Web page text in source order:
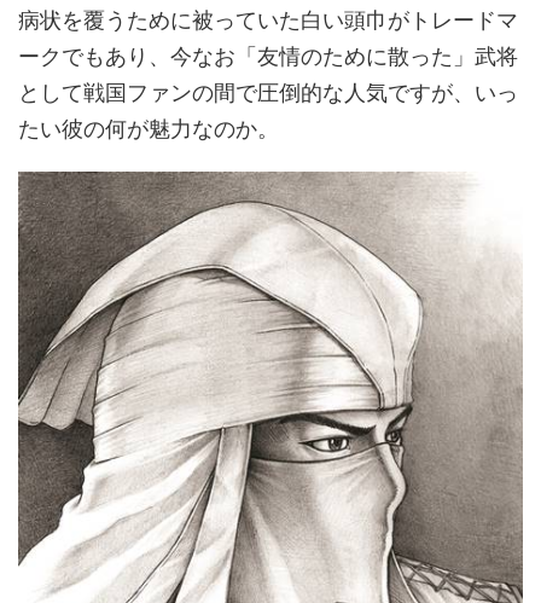
病状を覆うために被っていた白い頭巾がトレードマ
ークでもあり、今なお「友情のために散った」武将
として戦国ファンの間で圧倒的な人気ですが、いっ
たい彼の何が魅力なのか。